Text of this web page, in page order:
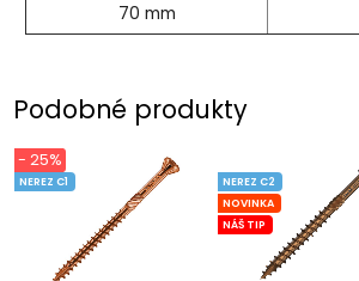
70 mm
Podobné produkty
NEREZ C1
- 25%
NEREZ C2
NOVINKA
NÁŠ TIP